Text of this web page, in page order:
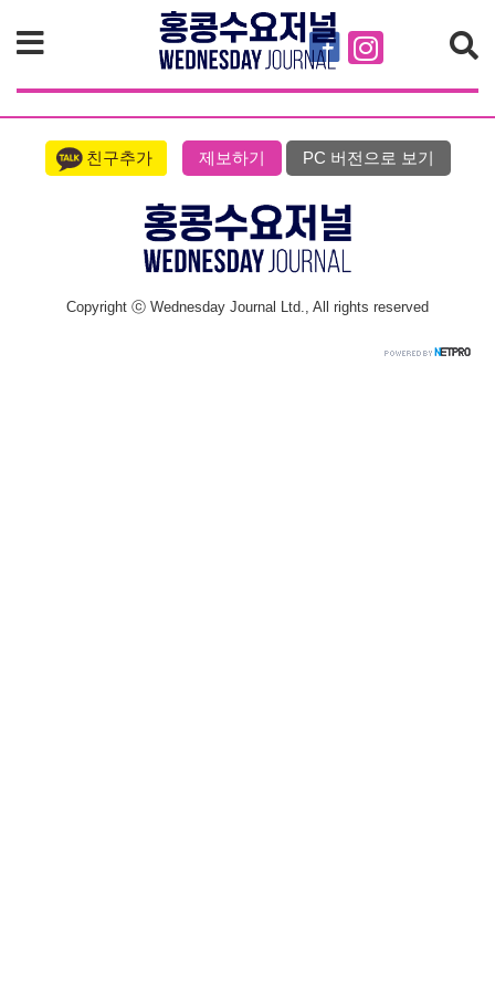
친구추가 제보하기 PC 버전으로 보기
Copyright ⓒ Wednesday Journal Ltd., All rights reserved